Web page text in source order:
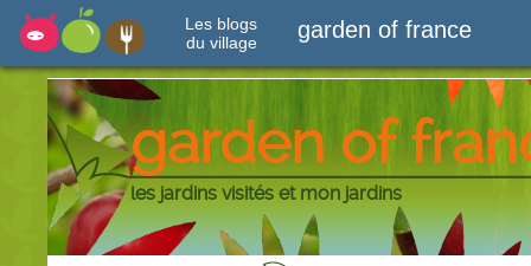
Les blogs
du village
garden of france
garden of
les jardins visités et mon jardins